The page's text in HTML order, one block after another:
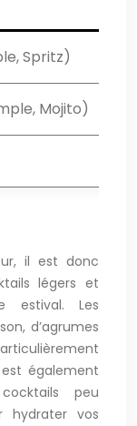
Spritz)
Mojito)
il est donc
légers et
estival. Les
d’agrumes
également
peu
hydrater vos